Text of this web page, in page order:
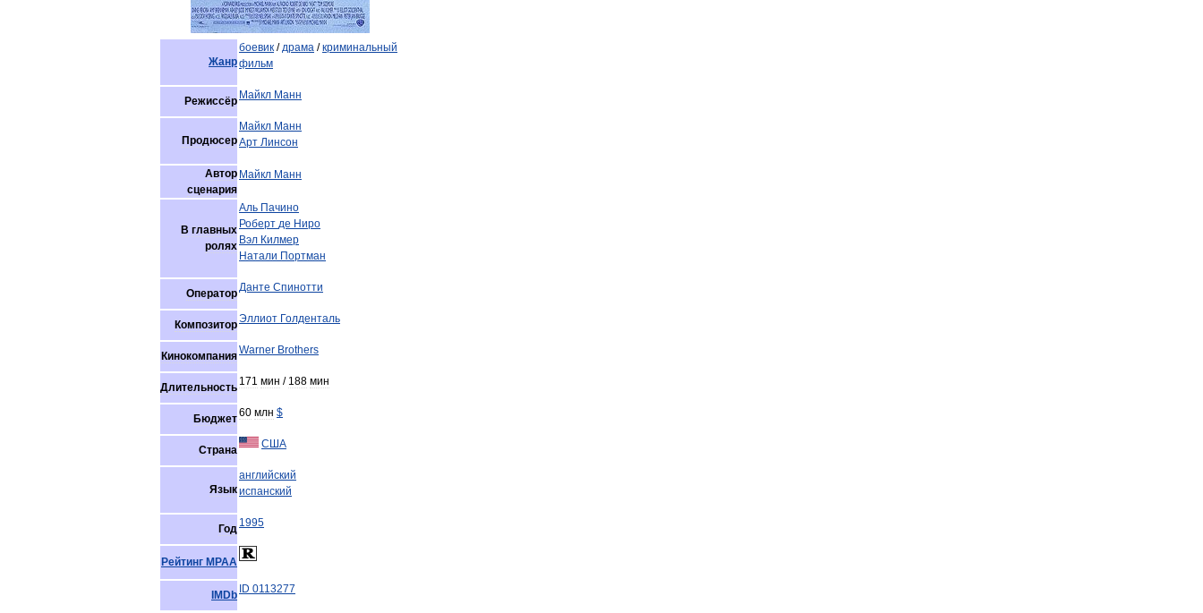
Жанр
боевик /драма /криминальный
фильм
Режиссёр Майкл Манн
Продюсер
Майкл Манн
Арт Линсон
Автор
сценария
Майкл Манн
В главных
ролях
Аль Пачино
Роберт де Ниро
Вэл Килмер
Натали Портман
ОператорДанте Спинотти
КомпозиторЭллиот Голденталь
КинокомпанияWarner Brothers
Длительность 171 мин / 188 мин
Бюджет60 млн $
Страна США
Язык
английский
испанский
Год 1995
Рейтинг MPAA
IMDb ID 0113277